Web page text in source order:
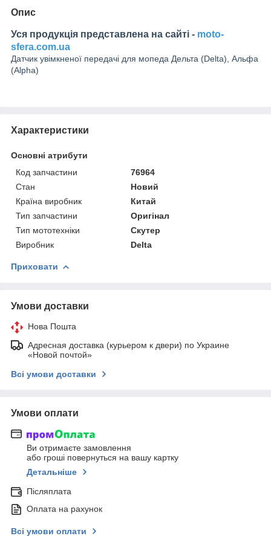
Опис
Уся продукція представлена на сайті - moto-
sfera.com.ua
Датчик увімкненої передачі для мопеда Дельта (Delta), Альфа
(Alpha)
Характеристики
Основні атрибути
Код запчастини
76964
Стан
Новий
Країна виробник
Китай
Тип запчастини
Оригінал
Тип мототехніки
Скутер
Виробник
Delta
Приховати
Умови доставки
Нова Пошта
Адресная доставка (курьером к двери) по Украине
«Новой почтой»
Всі умови доставки
Умови оплати
Ви отримаєте замовлення
або гроші повернуться на вашу картку
Детальніше
Післяплата
Оплата на рахунок
Всі умови оплати